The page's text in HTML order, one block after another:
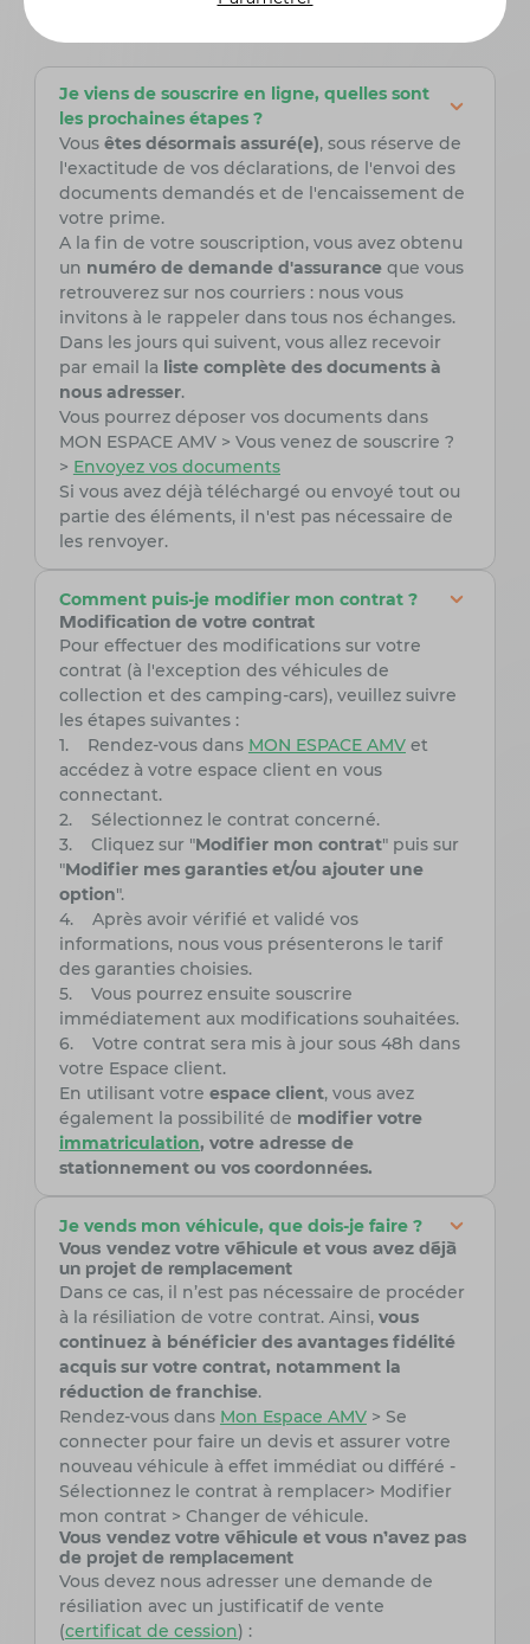
Je viens de souscrire en ligne, quelles sont
les prochaines étapes ?
Vous êtes désormais assuré(e), sous réserve de
l'exactitude de vos déclarations, de l'envoi des
documents demandés et de l'encaissement de
votre prime.
A la fin de votre souscription, vous avez obtenu
un numéro de demande d'assuranceque vous
retrouverez sur nos courriers : nous vous
invitons à le rappeler dans tous nos échanges.
Dans les jours qui suivent, vous allez recevoir
par email la liste complète des documents à
nous adresser.
Vous pourrez déposer vos documents dans
MON ESPACE AMV > Vous venez de souscrire ?
> Envoyez vos documents
Si vous avez déjà téléchargé ou envoyé tout ou
partie des éléments, il n'est pas nécessaire de
les renvoyer.
Comment puis-je modifier mon contrat ?
Modification de votre contrat
Pour effectuer des modifications sur votre
contrat (à l'exception des véhicules de
collection et des camping-cars), veuillez suivre
les étapes suivantes :
1. Rendez-vous dans MON ESPACE AMVet
accédez à votre espace client en vous
connectant.
2. Sélectionnez le contrat concerné.
3. Cliquez sur "Modifier mon contrat" puis sur
"Modifier mes garanties et/ou ajouter une
option".
4. Après avoir vérifié et validé vos
informations, nous vous présenterons le tarif
des garanties choisies.
5. Vous pourrez ensuite souscrire
immédiatement aux modifications souhaitées.
6. Votre contrat sera mis à jour sous 48h dans
votre Espace client.
En utilisant votre espace client, vous avez
également la possibilité de modifier votre
immatriculation, votre adresse de
stationnement ou vos coordonnées.
Je vends mon véhicule, que dois-je faire ?
Vous vendez votre véhicule et vous avez déjà
un projet de remplacement
Dans ce cas, il n’est pas nécessaire de procéder
à la résiliation de votre contrat. Ainsi, vous
continuez à bénéficier des avantages fidélité
acquis sur votre contrat, notamment la
réduction de franchise.
Rendez-vous dans Mon Espace AMV> Se
connecter pour faire un devis et assurer votre
nouveau véhicule à effet immédiat ou différé -
Sélectionnez le contrat à remplacer> Modifier
mon contrat > Changer de véhicule.
Vous vendez votre véhicule et vous n'avez pas
de projet de remplacement
Vous devez nous adresser une demande de
résiliation avec un justificatif de vente
(certificat de cession) :